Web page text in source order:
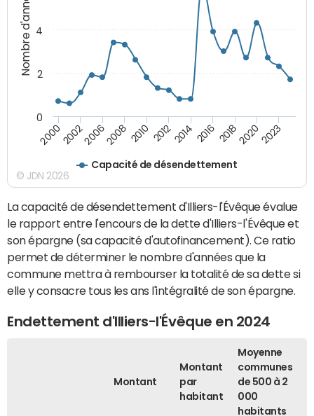
Nombre d'années
Capacité de désendettement
2000200220062008 2010 20122014 2016 201820202023
0
2
4
© JDN 2026
La capacité de désendettement d'Illiers-l'Évêque évalue
le rapport entre l'encours de la dette d'Illiers-l'Évêque et
son épargne (sa capacité d'autofinancement). Ce ratio
permet de déterminer le nombre d'années que la
commune mettra à rembourser la totalité de sa dette si
elle y consacre tous les ans l'intégralité de son épargne.
Endettement d'Illiers-l'Évêque en 2024
Montant
Montant
par
habitant
Moyenne
communes
de 500 à 2
000
habitants